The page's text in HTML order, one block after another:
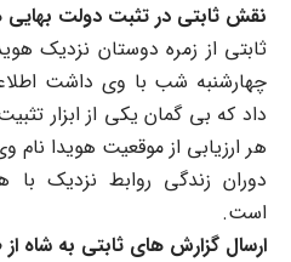
نقش ثابتی در تثبت دولت بهایی
ثابتی از زمره دوستان نزدیک
چهارشنبه شب با وی داشت
داد که بی گمان یکی از ابزار
هر ارزیابی از موقعیت هویدا نام
دوران زندگی روابط نزدیک
است.
ارسال گزارش های ثابتی به شاه